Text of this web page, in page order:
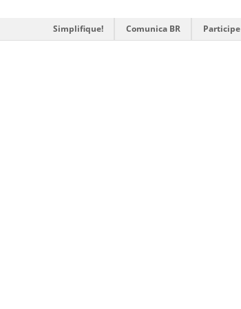
Simplifique! Comunica BR Participe